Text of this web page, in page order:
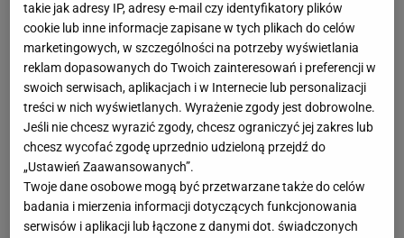
kierowców, którzy ruszali do rękoczynów, gdy ktoś
ich wersji rozkładu przystanków nie przyjął. Ale
nawet z tymi uprzedzająco grzecznymi i pilnującymi
wyznaczonych przystanków - Brazylia oddelegowała
do tej trudnej służby bardzo pokojowo nastawionych
ludzi - często marnujesz czas. Transport olimpijski
został wymyślony po to, żeby każdy akredytowany
dojechał tam gdzie chce. Ale niekoniecznie po to,
żeby dojechał na czas. Zawsze znajdzie się taka
takie jak adresy IP, adresy e-mail czy identyfikatory plików
cookie lub inne informacje zapisane w tych plikach do celów
marketingowych, w szczególności na potrzeby wyświetlania
reklam dopasowanych do Twoich zainteresowań i preferencji w
swoich serwisach, aplikacjach i w Internecie lub personalizacji
treści w nich wyświetlanych. Wyrażenie zgody jest dobrowolne.
Jeśli nie chcesz wyrazić zgody, chcesz ograniczyć jej zakres lub
chcesz wycofać zgodę uprzednio udzieloną przejdź do
„Ustawień Zaawansowanych”.
Twoje dane osobowe mogą być przetwarzane także do celów
badania i mierzenia informacji dotyczących funkcjonowania
serwisów i aplikacji lub łączone z danymi dot. świadczonych